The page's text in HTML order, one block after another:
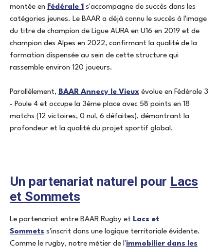
montée en Fédérale 1 s'accompagne de succès dans les
catégories jeunes. Le BAAR a déjà connu le succès à l'image
du titre de champion de Ligue AURA en U16 en 2019 et de
champion des Alpes en 2022, confirmant la qualité de la
formation dispensée au sein de cette structure qui
rassemble environ 120 joueurs.
Parallèlement, BAAR Annecy le Vieux évolue en Fédérale 3
- Poule 4 et occupe la 3ème place avec 58 points en 18
matchs (12 victoires, 0 nul, 6 défaites), démontrant la
profondeur et la qualité du projet sportif global.
Un partenariat naturel pour Lacs
et Sommets
Le partenariat entre BAAR Rugby et Lacs et
Sommets s'inscrit dans une logique territoriale évidente.
Comme le rugby, notre métier de l'immobilier dans les